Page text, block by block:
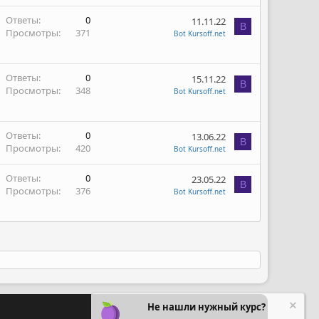
Ответы
0
Просмотры
371
11.11.22
Bot Kursoff.net
B
Ответы
0
Просмотры
348
15.11.22
Bot Kursoff.net
B
Ответы
0
Просмотры
420
13.06.22
Bot Kursoff.net
B
Ответы
0
Просмотры
376
23.05.22
Bot Kursoff.net
B
Не нашли нужный курс?